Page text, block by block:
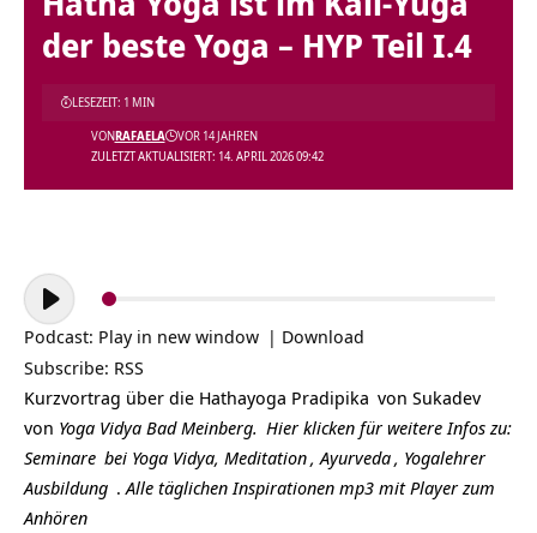
der beste Yoga – HYP Teil I.4
ZULETZT AKTUALISIERT: 14. APRIL 2026 09:42
VONRAFAELA VOR 14 JAHREN
LESEZEIT: 1 MIN
Audio-
Player
Podcast: Play in new window | Download
Subscribe: RSS
Kurzvortrag über die Hathayoga Pradipika von Sukadev
von Yoga Vidya Bad Meinberg. Hier klicken für weitere Infos zu:
Seminare bei Yoga Vidya, Meditation, Ayurveda, Yogalehrer
Ausbildung . Alle täglichen Inspirationen mp3 mit Player zum
Anhören